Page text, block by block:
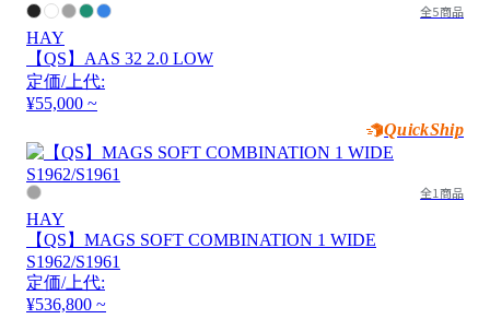
全5商品
HAY
【QS】AAS 32 2.0 LOW
定価/上代:
¥55,000 ~
QuickShip
全1商品
HAY
【QS】MAGS SOFT COMBINATION 1 WIDE
S1962/S1961
定価/上代:
¥536,800 ~